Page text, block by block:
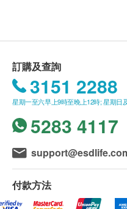
人為損壞並須保留完
送貨條款：
購買Global
額滿HK$250，即可
額未滿HK$250需附
我們將於確定訂單
不排除運送時間會因
訊號懸掛或黑色暴雨
訂購及查詢
3151 2288
星期一至六早上9時至晚上12時; 星期日
5283 4117
付款方法